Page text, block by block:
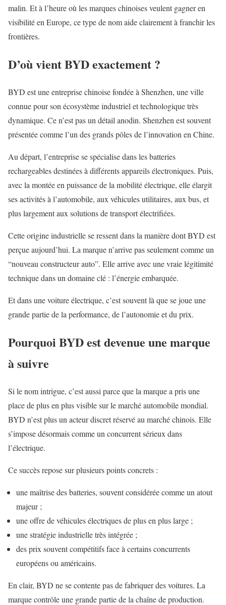
malin. Et à l’heure où les marques chinoises veulent gagner en
visibilité en Europe, ce type de nom aide clairement à franchir les
frontières.
D’où vient BYD exactement ?
BYD est une entreprise chinoise fondée à Shenzhen, une ville
connue pour son écosystème industriel et technologique très
dynamique. Ce n’est pas un détail anodin. Shenzhen est souvent
présentée comme l’un des grands pôles de l’innovation en Chine.
Au départ, l’entreprise se spécialise dans les batteries
rechargeables destinées à différents appareils électroniques. Puis,
avec la montée en puissance de la mobilité électrique, elle élargit
ses activités à l’automobile, aux véhicules utilitaires, aux bus, et
plus largement aux solutions de transport électrifiées.
Cette origine industrielle se ressent dans la manière dont BYD est
perçue aujourd’hui. La marque n’arrive pas seulement comme un
“nouveau constructeur auto”. Elle arrive avec une vraie légitimité
technique dans un domaine clé : l’énergie embarquée.
Et dans une voiture électrique, c’est souvent là que se joue une
grande partie de la performance, de l’autonomie et du prix.
Pourquoi BYD est devenue une marque
à suivre
Si le nom intrigue, c’est aussi parce que la marque a pris une
place de plus en plus visible sur le marché automobile mondial.
BYD n’est plus un acteur discret réservé au marché chinois. Elle
s’impose désormais comme un concurrent sérieux dans
l’électrique.
Ce succès repose sur plusieurs points concrets :
une maîtrise des batteries, souvent considérée comme un atout
majeur ;
une offre de véhicules électriques de plus en plus large ;
une stratégie industrielle très intégrée ;
des prix souvent compétitifs face à certains concurrents
européens ou américains.
En clair, BYD ne se contente pas de fabriquer des voitures. La
marque contrôle une grande partie de la chaîne de production.